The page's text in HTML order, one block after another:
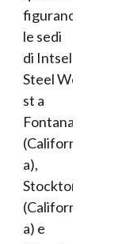
figurano
le sedi
di Intsel
Steel We
st a
Fontana
(Californi
a),
Stockton
(Californi
a) e